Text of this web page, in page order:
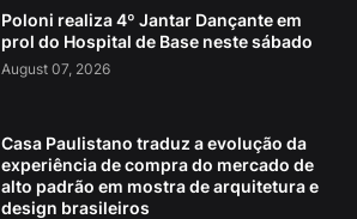
Poloni realiza 4º Jantar Dançante em
prol do Hospital de Base neste sábado
August 07, 2026
Casa Paulistano traduz a evolução da
experiência de compra do mercado de
alto padrão em mostra de arquitetura e
design brasileiros